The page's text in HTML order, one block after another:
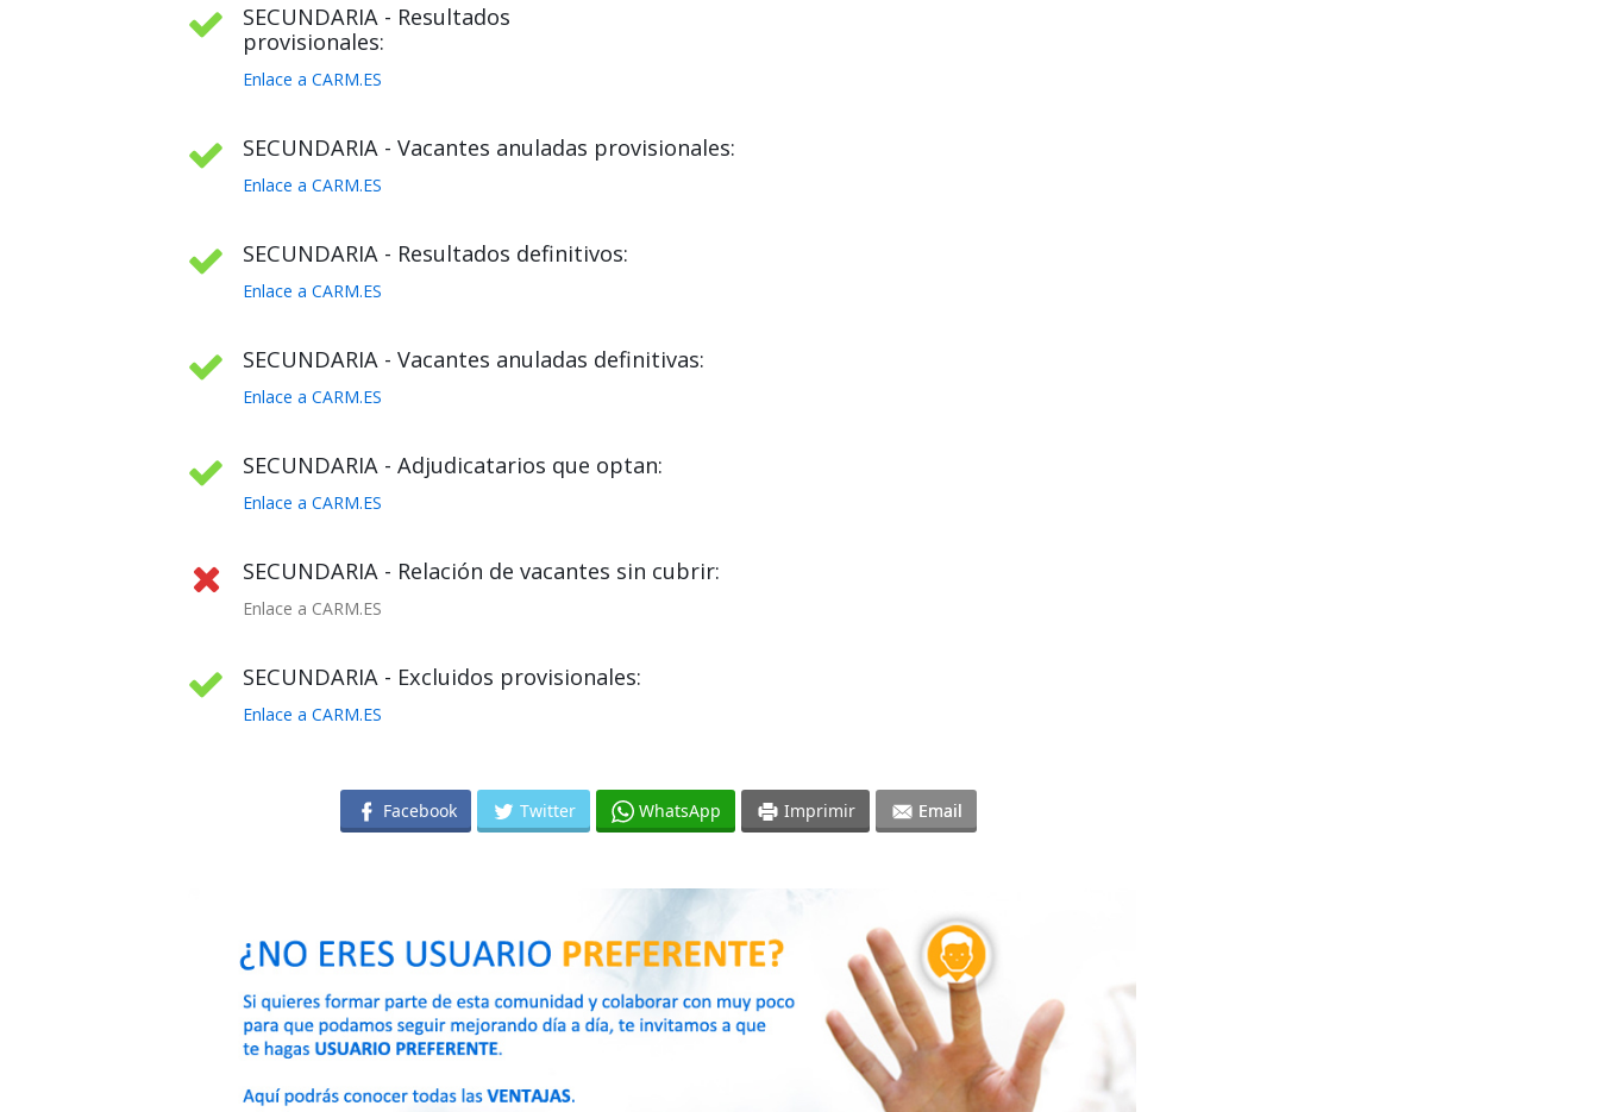
SECUNDARIA - Resultados
provisionales:
Enlace a CARM.ES
SECUNDARIA - Vacantes anuladas provisionales:
Enlace a CARM.ES
SECUNDARIA - Resultados definitivos:
Enlace a CARM.ES
SECUNDARIA - Vacantes anuladas definitivas:
Enlace a CARM.ES
SECUNDARIA - Adjudicatarios que optan:
Enlace a CARM.ES
SECUNDARIA - Relación de vacantes sin cubrir:
Enlace a CARM.ES
SECUNDARIA - Excluidos provisionales:
Enlace a CARM.ES
Facebook Twitter WhatsApp Imprimir Email